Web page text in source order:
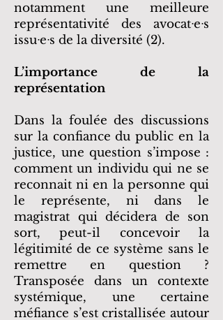
notamment une meilleure
représentativité des avocatᐧeᐧs
issuᐧeᐧs de la diversité (2).
L’importance de la
représentation
Dans la foulée des discussions
sur la confiance du public en la
justice, une question s’impose :
comment un individu qui ne se
reconnait ni en la personne qui
le représente, ni dans le
magistrat qui décidera de son
sort, peut-il concevoir la
légitimité de ce système sans le
remettre en question ?
Transposée dans un contexte
systémique, une certaine
méfiance s’est cristallisée autour